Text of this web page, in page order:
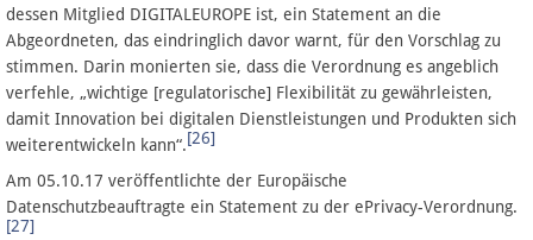
dessen Mitglied DIGITALEUROPE ist, ein Statement an die
Abgeordneten, das eindringlich davor warnt, für den Vorschlag zu
stimmen. Darin monierten sie, dass die Verordnung es angeblich
verfehle, „wichtige [regulatorische] Flexibilität zu gewährleisten,
damit Innovation bei digitalen Dienstleistungen und Produkten sich
weiterentwickeln kann“.[26]
Am 05.10.17 veröffentlichte der Europäische
Datenschutzbeauftragte ein Statement zu der ePrivacy-Verordnung.
[27]